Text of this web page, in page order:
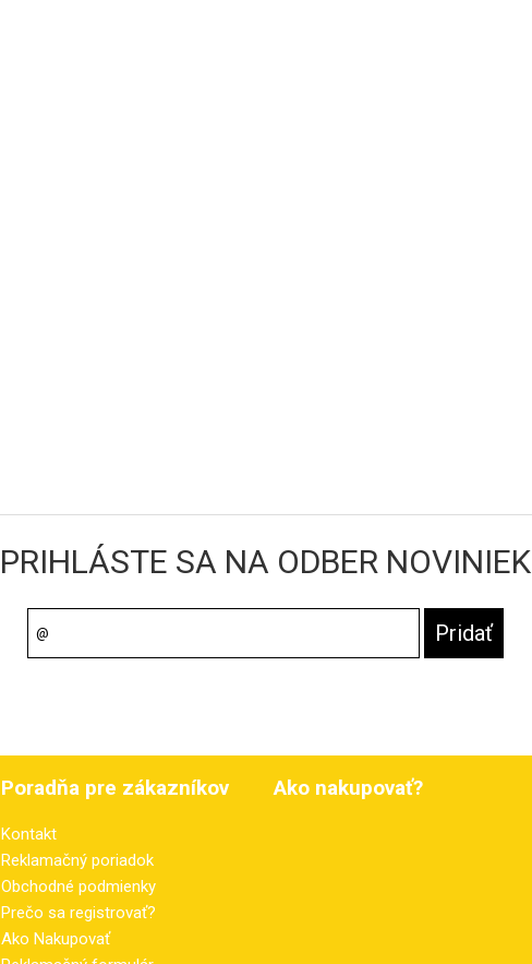
PRIHLÁSTE SA NA ODBER NOVINIEK
Poradňa pre zákazníkov
Kontakt
Reklamačný poriadok
Obchodné podmienky
Prečo sa registrovať?
Ako Nakupovať
Ako nakupovať?